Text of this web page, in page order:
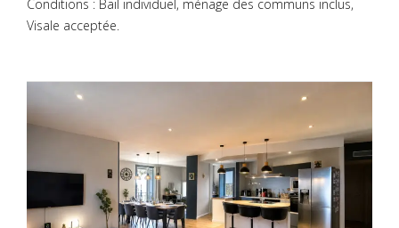
Conditions : Bail individuel, ménage des communs inclus,
Visale acceptée.